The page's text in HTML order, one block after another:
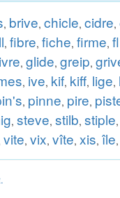
, brive, chicle, cidre,
, fibre, fiche, firme,
, glide, greip,
, ive, kif, kiff, lige,
, pinne, pire,
, steve, stilb, stiple
vite, vix, vîte, xis, île